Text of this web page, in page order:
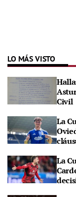
LO MÁS VISTO
Civil
La
La